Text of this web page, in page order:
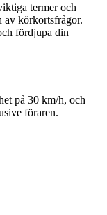
termer och
av körkortsfrågor.
fördjupa din
på 30 km/h, och
föraren.